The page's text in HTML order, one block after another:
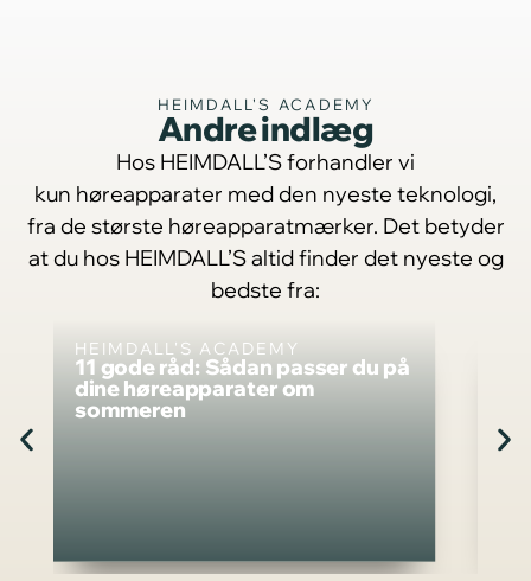
HEIMDALL'S ACADEMY
Andre indlæg
Hos HEIMDALL’S forhandler vi
kun høreapparater med den nyeste teknologi,
fra de største høreapparatmærker. Det betyder
at du hos HEIMDALL’S altid finder det nyeste og
bedste fra:
HEIMDALL'S ACADEMY
11 gode råd: Sådan passer du på
dine høreapparater om
sommeren